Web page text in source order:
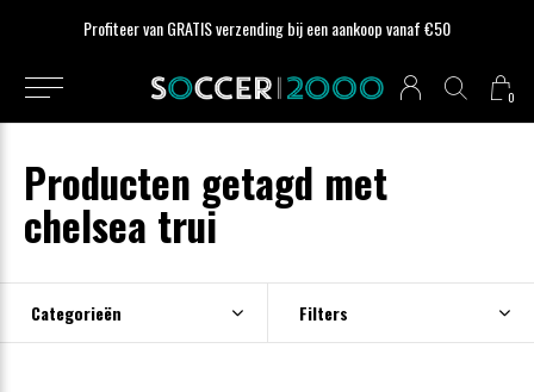
0
Profiteer van GRATIS verzending bij een aankoop vanaf €50
Producten getagd met
chelsea trui
Categorieën Filters